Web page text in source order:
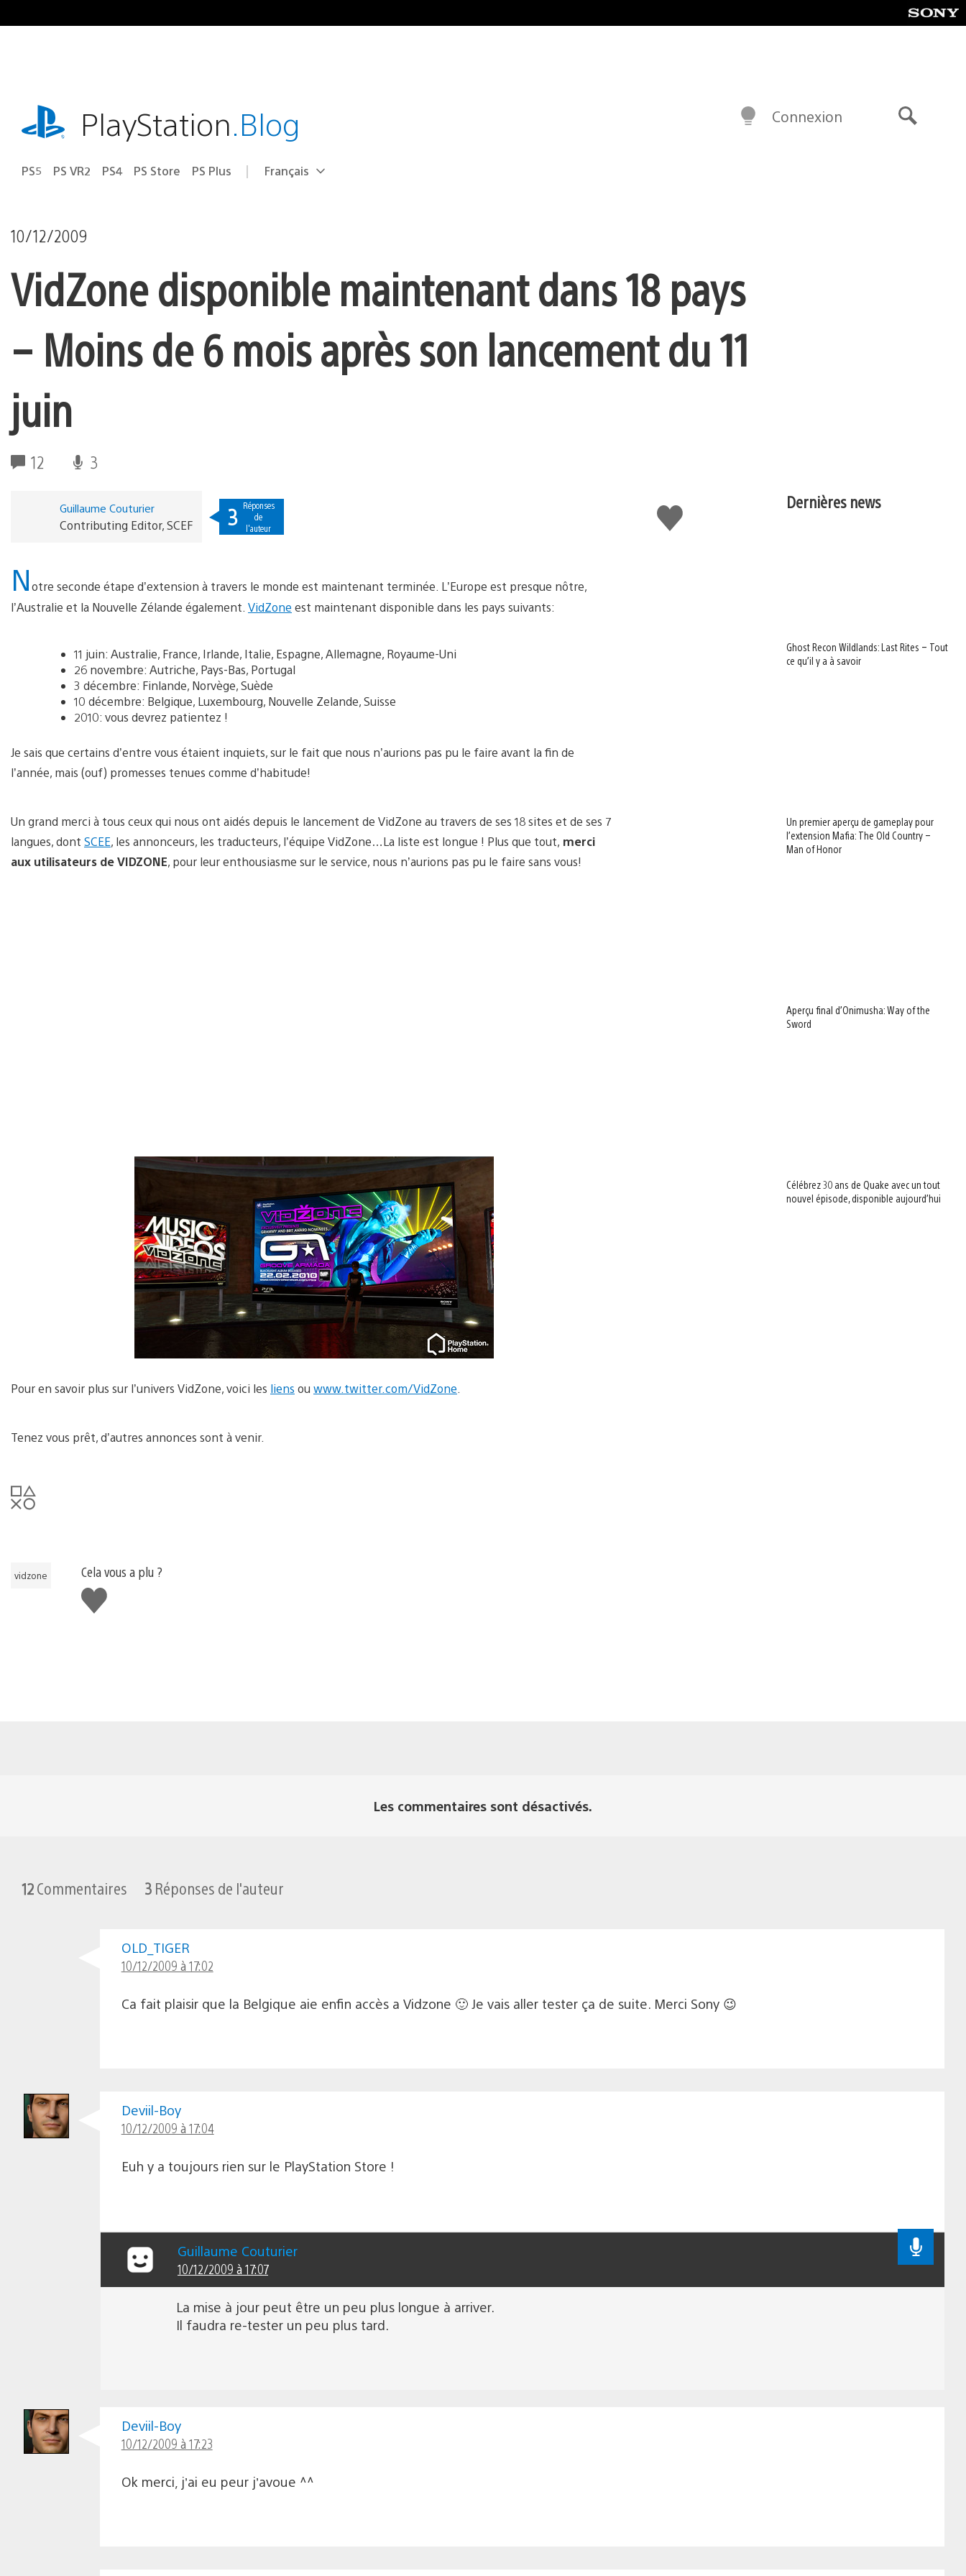
au
playstation.comPlayStation.Blog
PS5 PS VR2 PS4 PS Store PS Plus Choisir
Région
Français
Connexion
10/12/2009
VidZone disponible maintenant dans 18 pays
– Moins de 6 mois après son lancement du 11
juin
12 3
J'aime
Guillaume Couturier
Contributing Editor, SCEF 3 Réponses
de
l'auteur
Notre seconde étape d’extension à travers le monde est maintenant terminée. L’Europe est presque nôtre,
l’Australie et la Nouvelle Zélande également. VidZone est maintenant disponible dans les pays suivants:
11 juin: Australie, France, Irlande, Italie, Espagne, Allemagne, Royaume-Uni
26 novembre: Autriche, Pays-Bas, Portugal
3 décembre: Finlande, Norvège, Suède
10 décembre: Belgique, Luxembourg, Nouvelle Zelande, Suisse
2010: vous devrez patientez !
Je sais que certains d’entre vous étaient inquiets, sur le fait que nous n’aurions pas pu le faire avant la fin de
l’année, mais (ouf) promesses tenues comme d’habitude!
Un grand merci à tous ceux qui nous ont aidés depuis le lancement de VidZone au travers de ses 18 sites et de ses 7
langues, dont SCEE, les annonceurs, les traducteurs, l’équipe VidZone…La liste est longue ! Plus que tout, merci
aux utilisateurs de VIDZONE, pour leur enthousiasme sur le service, nous n’aurions pas pu le faire sans vous!
Pour en savoir plus sur l’univers VidZone, voici les liens ou www.twitter.com/VidZone
Tenez vous prêt, d’autres annonces sont à venir.
vidzone
Cela vous a plu ?
J'aime
Dernières news
Ghost Recon Wildlands: Last Rites – Tout
ce qu’il y a à savoir
Un premier aperçu de gameplay pour
l’extension Mafia: The Old Country –
Man of Honor
Aperçu final d’Onimusha: Way of the
Sword
Célébrez 30 ans de Quake avec un tout
nouvel épisode, disponible aujourd’hui
Les commentaires sont désactivés.
12Commentaires 3 Réponses de l'auteur
OLD_TIGER
10/12/2009 à 17:02
Ca fait plaisir que la Belgique aie enfin accès a Vidzone 🙂 Je vais aller tester ça de suite. Merci Sony 😉
Deviil-Boy
10/12/2009 à 17:04
Euh y a toujours rien sur le PlayStation Store !
Guillaume Couturier
10/12/2009 à 17:07
La mise à jour peut être un peu plus longue à arriver.
Il faudra re-tester un peu plus tard.
Deviil-Boy
10/12/2009 à 17:23
Ok merci, j’ai eu peur j’avoue ^^